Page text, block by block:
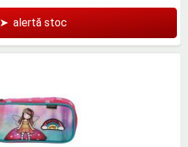
➤ alertă stoc